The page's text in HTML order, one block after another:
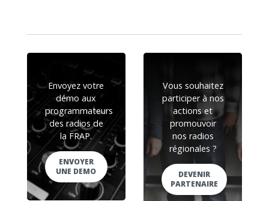
Envoyez votre
démo aux
programmateurs
des radios de
la FRAP.
ENVOYER
UNE DEMO
Vous souhaitez
participer à nos
actions et
promouvoir
nos radios
régionales ?
DEVENIR
PARTENAIRE